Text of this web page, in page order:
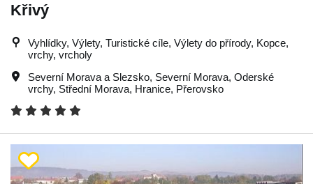
Křivý
Vyhlídky, Výlety, Turistické cíle, Výlety do přírody, Kopce,
vrchy, vrcholy
Severní Morava a Slezsko, Severní Morava, Oderské
vrchy, Střední Morava, Hranice, Přerovsko